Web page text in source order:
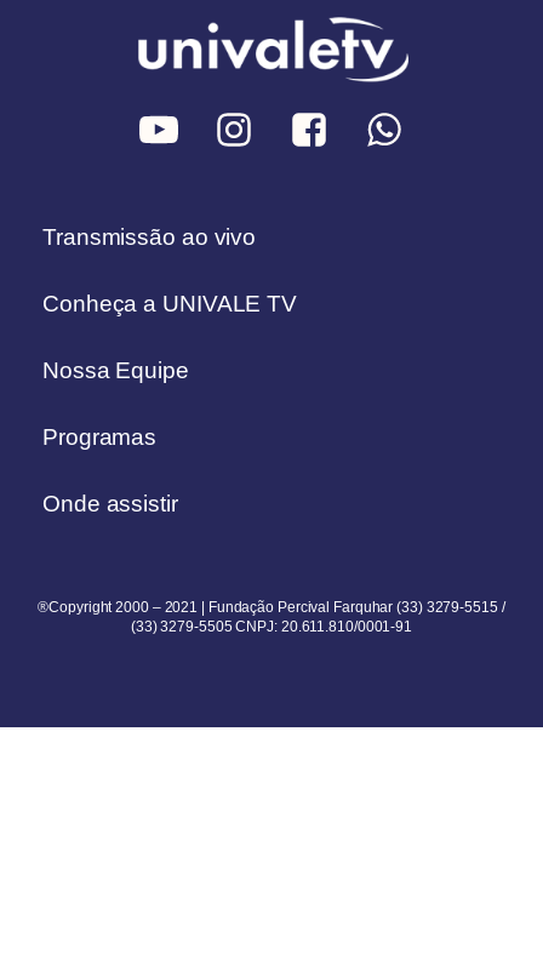
Transmissão ao vivo
Conheça a UNIVALE TV
Nossa Equipe
Programas
Onde assistir
®Copyright 2000 – 2021 | Fundação Percival Farquhar (33) 3279-5515 /
(33) 3279-5505 CNPJ: 20.611.810/0001-91